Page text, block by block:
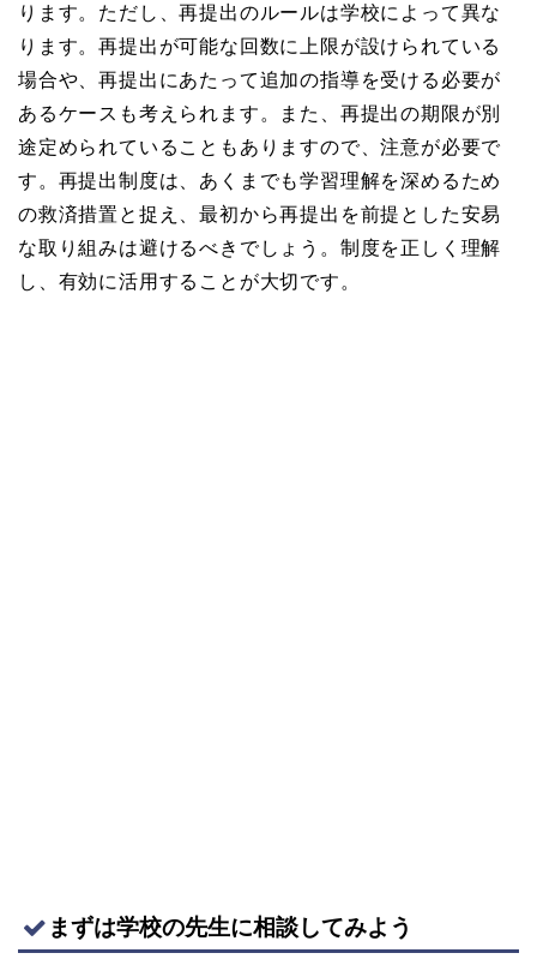
ります。ただし、再提出のルールは学校によって異な
ります。再提出が可能な回数に上限が設けられている
場合や、再提出にあたって追加の指導を受ける必要が
あるケースも考えられます。また、再提出の期限が別
途定められていることもありますので、注意が必要で
す。再提出制度は、あくまでも学習理解を深めるため
の救済措置と捉え、最初から再提出を前提とした安易
な取り組みは避けるべきでしょう。制度を正しく理解
し、有効に活用することが大切です。
まずは学校の先生に相談してみよう